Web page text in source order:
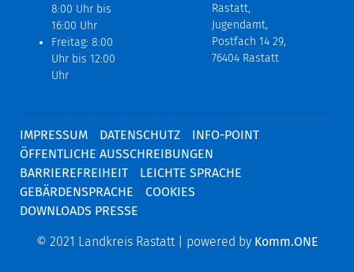
8:00 Uhr bis
16:00 Uhr
Freitag: 8:00
Uhr bis 12:00
Uhr
Rastatt,
Jugendamt,
Postfach 14 29,
76404 Rastatt
IMPRESSUM DATENSCHUTZ
INFO-POINT
ÖFFENTLICHE AUSSCHREIBUNGEN
BARRIEREFREIHEIT
LEICHTE SPRACHE
GEBÄRDENSPRACHE
COOKIES
DOWNLOADS PRESSE
© 2021 Landkreis Rastatt | powered by Komm.ONE